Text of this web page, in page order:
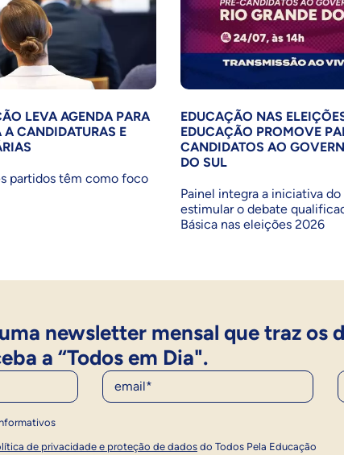
LEVA AGENDA PARA
CANDIDATURAS E
partidos têm como foco
EDUCAÇÃO NAS
EDUCAÇÃO PROMOVE
CANDIDATOS AO
DO SUL
Painel integra a iniciativa do
estimular o debate
Básica nas eleições 2026
newsletter mensal que traz os
a “Todos em Dia".
E-Mail
de privacidade e proteção de dadosdo Todos Pela Educação